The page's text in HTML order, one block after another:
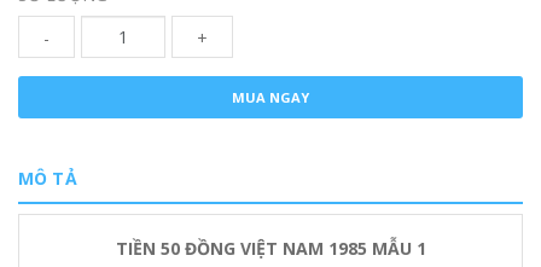
-
+
MUA NGAY
MÔ TẢ
TIỀN 50 ĐỒNG VIỆT NAM 1985 MẪU 1